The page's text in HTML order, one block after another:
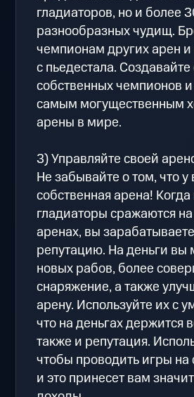
гладиаторов, но и более
разнообразных чудищ.
чемпионам других арен и
с пьедестала.
собственных чемпионов и
самым могущественным
арены в мире.
3) Управляйте своей
Не забывайте о том, что у
собственная арена!
гладиаторы сражаются
аренах, вы
репутацию. На деньги вы
новых рабов, более
снаряжение, а также
арену. Используйте их с
что на деньгах держится
также и репутация.
чтобы проводить игры на
и это принесет вам